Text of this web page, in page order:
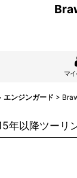
マ
エンジンガード >
以降ツーリ